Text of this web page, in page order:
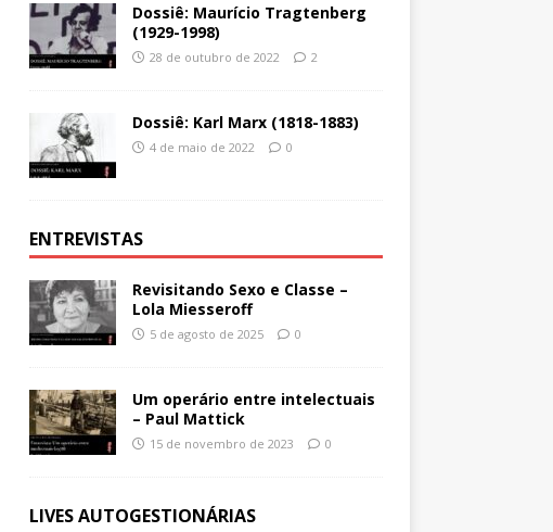
Dossiê: Maurício Tragtenberg
(1929-1998)
28 de outubro de 2022 2
Dossiê: Karl Marx (1818-1883)
4 de maio de 2022 0
ENTREVISTAS
Revisitando Sexo e Classe –
Lola Miesseroff
5 de agosto de 2025 0
Um operário entre intelectuais
– Paul Mattick
15 de novembro de 2023 0
LIVES AUTOGESTIONÁRIAS